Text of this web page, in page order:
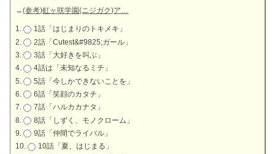
→(参考)虹ヶ咲学園(ニジガク)ア…
1話「はじまりのトキメキ」
2話「Cutest&#9825;ガール」
3話「大好きを叫ぶ」
4話は「未知なるミチ」
5話「今しかできないことを」
6話「笑顔のカタチ」
7話「ハルカカナタ」
8話「しずく、モノクローム」
9話「仲間でライバル」
10話「夏、はじまる」